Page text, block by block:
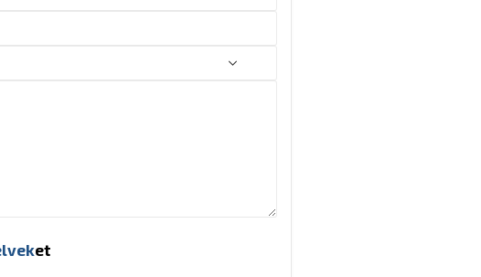
et